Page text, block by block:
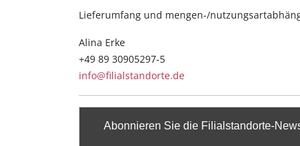
Lieferumfang und mengen-/
Alina Erke
+49 89 30905297-5
info@filialstandorte.de
Abonnieren Sie die Filialstandorte-